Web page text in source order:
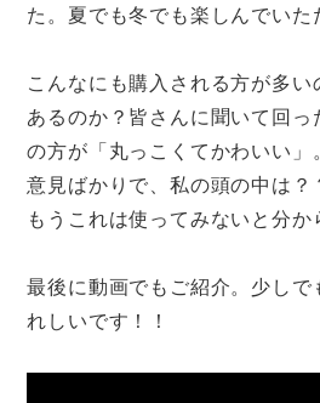
た。夏でも冬でも楽しんでいた
こんなにも購入される方が多
あるのか？皆さんに聞いて回
の方が「丸っこくてかわいい」
意見ばかりで、私の頭の中は？
もうこれは使ってみないと分か
最後に動画でもご紹介。少しで
れしいです！！